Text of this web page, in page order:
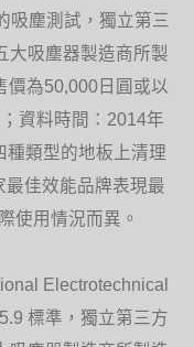
吸塵測試，獨立第三
大吸塵器製造商所製
價為50,000日圓或以
資料時間：2014年
種類型的地板上清理
佳效能品牌表現最
使用情況而異。
Electrotechnical
標準，獨立第三方